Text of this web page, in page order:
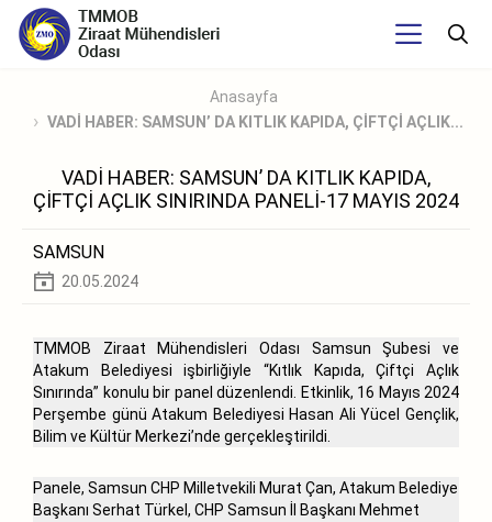
Anasayfa
VADİ HABER: SAMSUN’ DA KITLIK KAPIDA, ÇİFTÇİ AÇLIK...
VADİ HABER: SAMSUN’ DA KITLIK KAPIDA,
ÇİFTÇİ AÇLIK SINIRINDA PANELİ-17 MAYIS 2024
SAMSUN
20.05.2024
TMMOB Ziraat Mühendisleri Odası Samsun Şubesi ve
Atakum Belediyesi işbirliğiyle “Kıtlık Kapıda, Çiftçi Açlık
Sınırında” konulu bir panel düzenlendi. Etkinlik, 16 Mayıs 2024
Perşembe günü Atakum Belediyesi Hasan Ali Yücel Gençlik,
Bilim ve Kültür Merkezi’nde gerçekleştirildi.
Panele, Samsun CHP Milletvekili Murat Çan, Atakum Belediye
Başkanı Serhat Türkel, CHP Samsun İl Başkanı Mehmet